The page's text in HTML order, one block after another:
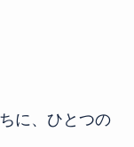
に、ひとつの